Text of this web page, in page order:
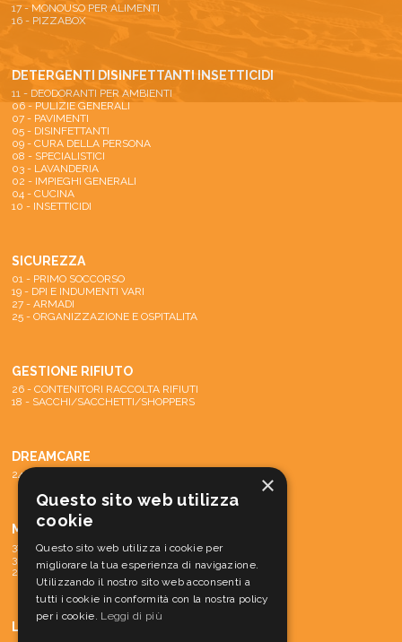
17 - MONOUSO PER ALIMENTI
16 - PIZZABOX
DETERGENTI DISINFETTANTI INSETTICIDI
11 - DEODORANTI PER AMBIENTI
06 - PULIZIE GENERALI
07 - PAVIMENTI
05 - DISINFETTANTI
09 - CURA DELLA PERSONA
08 - SPECIALISTICI
03 - LAVANDERIA
02 - IMPIEGHI GENERALI
04 - CUCINA
10 - INSETTICIDI
SICUREZZA
01 - PRIMO SOCCORSO
19 - DPI E INDUMENTI VARI
27 - ARMADI
25 - ORGANIZZAZIONE E OSPITALITA
GESTIONE RIFIUTO
26 - CONTENITORI RACCOLTA RIFIUTI
18 - SACCHI/SACCHETTI/SHOPPERS
DREAMCARE
24 - SISTEMA DREAMCARE
MACCHINE
31 - PARTI DI RICAMBIO E ACCESSORI
30 - MATERIALE CONS. MACCH.
29 - MACCHINE
LINEA CORTESIA
×
Questo sito web utilizza
cookie
Questo sito web utilizza i cookie per
migliorare la tua esperienza di navigazione.
Utilizzando il nostro sito web acconsenti a
tutti i cookie in conformità con la nostra policy
per i cookie. Leggi di più